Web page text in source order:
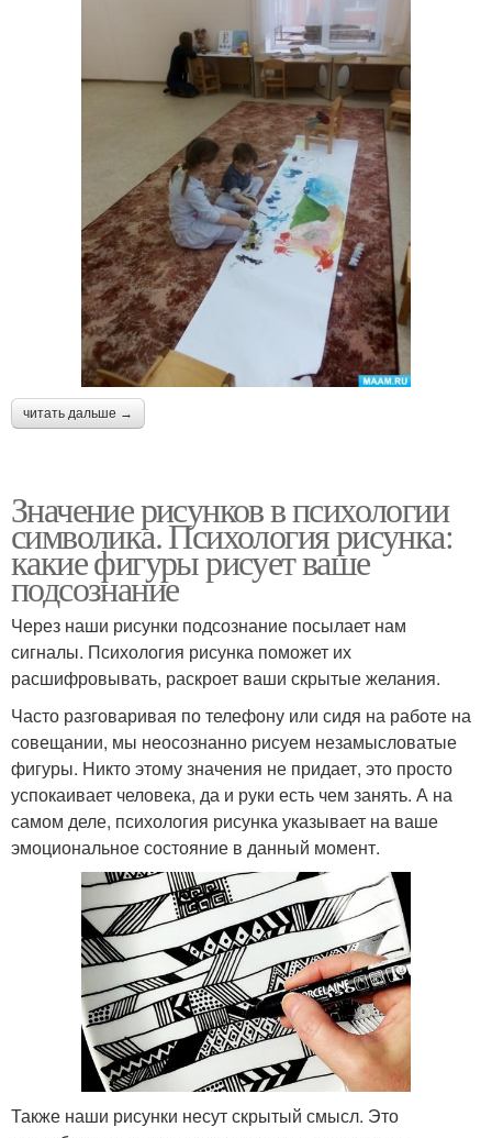
читать дальше →
Значение рисунков в психологии
символика. Психология рисунка:
какие фигуры рисует ваше
подсознание
Через наши рисунки подсознание посылает нам
сигналы. Психология рисунка поможет их
расшифровывать, раскроет ваши скрытые желания.
Часто разговаривая по телефону или сидя на работе на
совещании, мы неосознанно рисуем незамысловатые
фигуры. Никто этому значения не придает, это просто
успокаивает человека, да и руки есть чем занять. А на
самом деле, психология рисунка указывает на ваше
эмоциональное состояние в данный момент.
Также наши рисунки несут скрытый смысл. Это